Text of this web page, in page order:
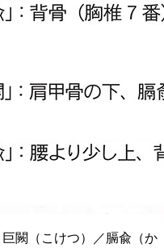
闕（こけつ）／膈兪（か